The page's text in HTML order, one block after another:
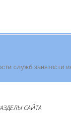
служб занятости
САЙТА